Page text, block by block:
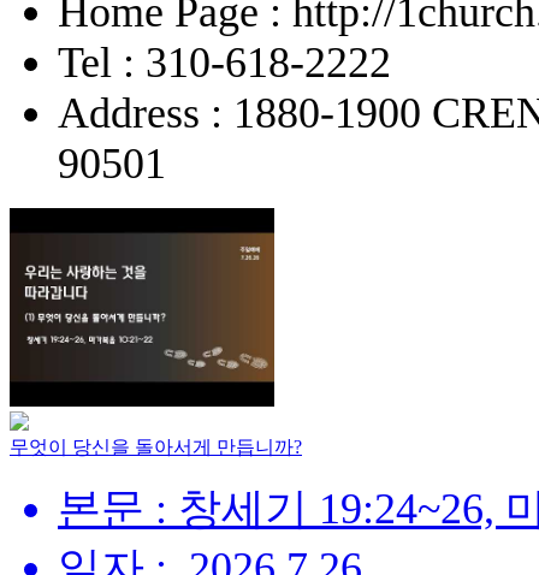
Home Page : http://
Tel : 310-618-2222
Address : 1880-1900
90501
무엇이 당신을 돌아서게 만듭니까?
본문 : 창세기 19:24~26,